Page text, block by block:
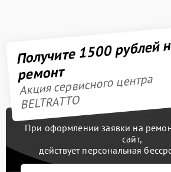
Получите 1500 рублей
ремонт
Акция сервисного центра
BELTRATTO
При оформлении заявки на
сайт,
действует персональная